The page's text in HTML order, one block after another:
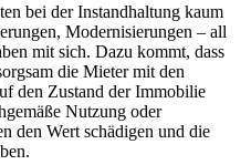
bei der Instandhaltung kaum
Modernisierungen – all
mit sich. Dazu kommt, dass
die Mieter mit den
den Zustand der Immobilie
Nutzung oder
den Wert schädigen und die